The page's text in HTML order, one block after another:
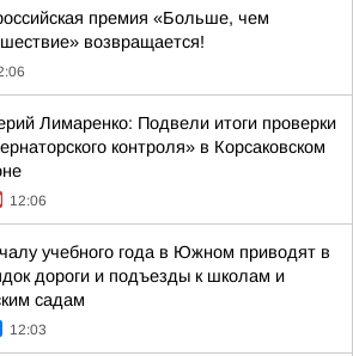
премия «Больше, чем
возвращается!
Лимаренко: Подвели итоги проверки
контроля» в Корсаковском
12:06
учебного года в Южном приводят в
дороги и подъезды к школам и
садам
12:03